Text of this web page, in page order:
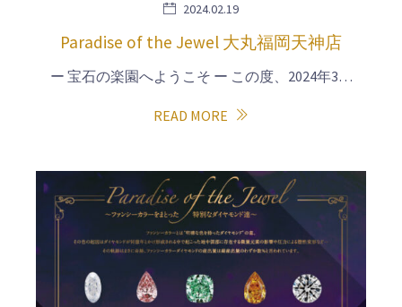
2024.02.19
Paradise of the Jewel 大丸福岡天神店
ー 宝石の楽園へようこそ ー この度、2024年3…
READ MORE